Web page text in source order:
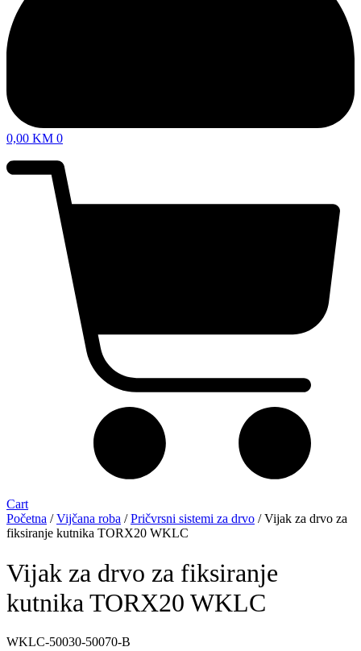
0,00 KM 0
Cart
Početna /Vijčana roba /Pričvrsni sistemi za drvo / Vijak za drvo za
fiksiranje kutnika TORX20 WKLC
Vijak za drvo za fiksiranje
kutnika TORX20 WKLC
WKLC-50030-50070-B